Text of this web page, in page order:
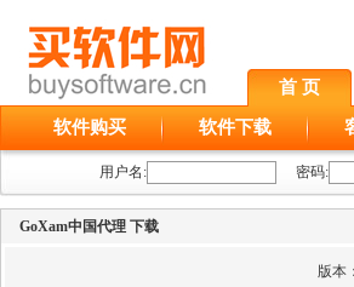
首 页
软件购买 软件下载
用户名: 密码:
GoXam中国代理 下载
版本：